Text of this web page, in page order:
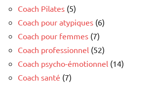
Coach Pilates (5)
Coach pour atypiques (6)
Coach pour femmes (7)
Coach professionnel (52)
Coach psycho-émotionnel (14)
Coach santé (7)